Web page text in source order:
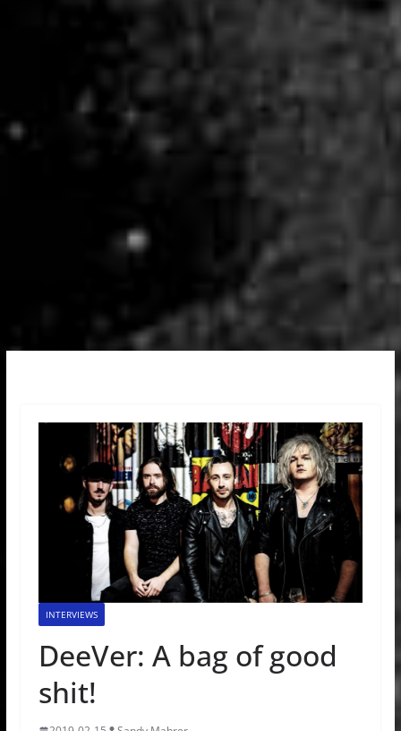
INTERVIEWS
DeeVer: A bag of good
shit!